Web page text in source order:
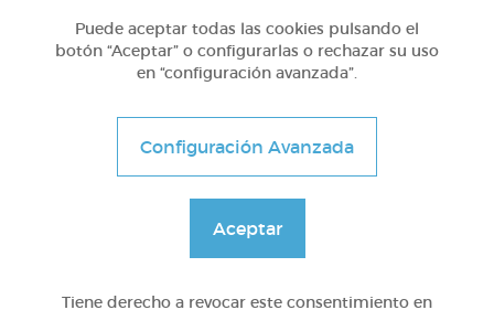
Sílabas trabadas
@Webparaelespanol
Puede aceptar todas las cookies pulsando el
botón “Aceptar” o configurarlas o rechazar su uso
en “configuración avanzada”.
Configuración Avanzada
Aceptar
Tiene derecho a revocar este consentimiento en